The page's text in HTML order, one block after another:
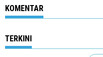
KOMENTAR
TERKINI